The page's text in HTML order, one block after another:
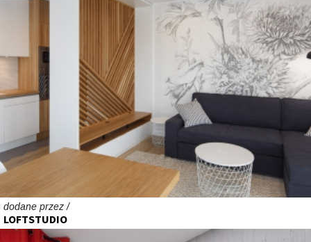
dodane przez /
LOFTSTUDIO